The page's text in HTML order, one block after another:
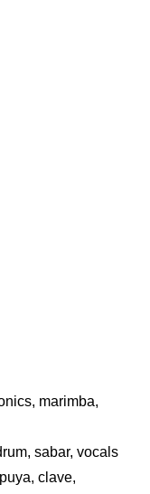
marimba,
sabar, vocals
clave,